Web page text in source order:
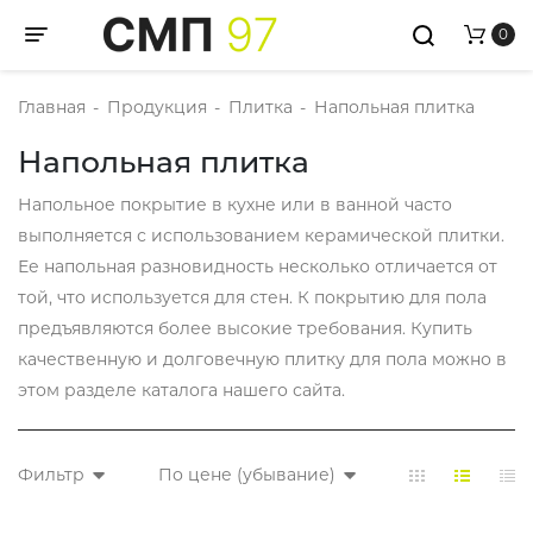
Toggle navigation 0
Главная - Продукция - Плитка - Напольная плитка
Напольная плитка
Напольное покрытие в кухне или в ванной часто
выполняется с использованием керамической плитки.
Ее напольная разновидность несколько отличается от
той, что используется для стен. К покрытию для пола
предъявляются более высокие требования. Купить
качественную и долговечную плитку для пола можно в
этом разделе каталога нашего сайта.
Фильтр По цене (убывание)